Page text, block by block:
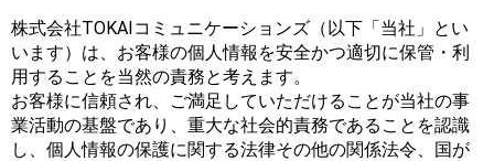
株式会社TOKAIコミュニケーションズ（以下「当社」とい
います）は、お客様の個人情報を安全かつ適切に保管・利
用することを当然の責務と考えます。
お客様に信頼され、ご満足していただけることが当社の事
業活動の基盤であり、重大な社会的責務であることを認識
し、個人情報の保護に関する法律その他の関係法令、国が